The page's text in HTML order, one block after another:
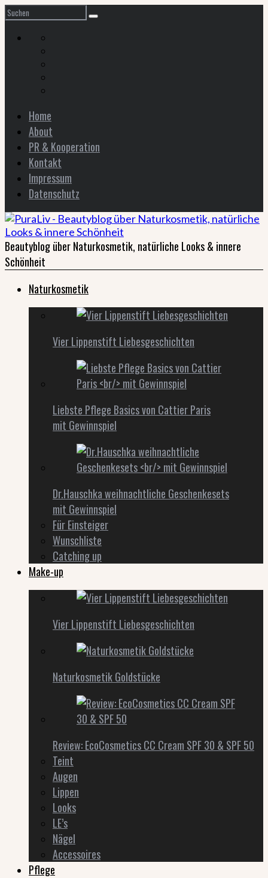
Home
About
PR & Kooperation
Kontakt
Impressum
Datenschutz
Beautyblog über Naturkosmetik, natürliche Looks & innere
Schönheit
Naturkosmetik
Vier Lippenstift Liebesgeschichten
Liebste Pflege Basics von Cattier Paris
mit Gewinnspiel
Dr.Hauschka weihnachtliche Geschenkesets
mit Gewinnspiel
Für Einsteiger
Wunschliste
Catching up
Make-up
Vier Lippenstift Liebesgeschichten
Naturkosmetik Goldstücke
Review: EcoCosmetics CC Cream SPF 30 & SPF 50
Teint
Augen
Lippen
Looks
LE’s
Nägel
Accessoires
Pflege